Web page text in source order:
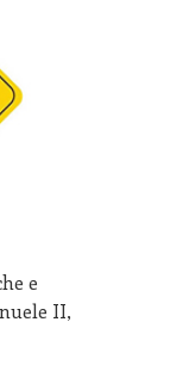
e
II,